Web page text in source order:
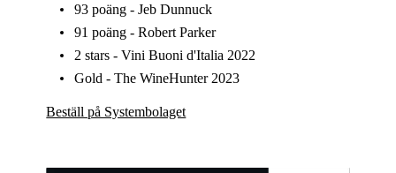
93 poäng - Jeb Dunnuck
91 poäng - Robert Parker
2 stars - Vini Buoni d'Italia 2022
Gold - The WineHunter 2023
Beställ på Systembolaget